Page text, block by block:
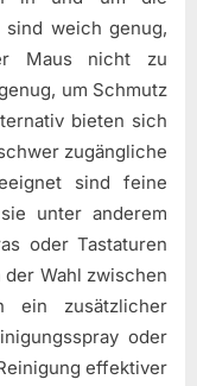
sind weich genug,
Maus nicht zu
um Schmutz
bieten sich
zugängliche
sind feine
unter anderem
oder Tastaturen
Wahl zwischen
ein zusätzlicher
oder
effektiver